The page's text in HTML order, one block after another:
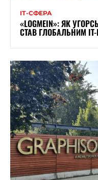
ІТ-СФЕРА
«LOGMEIN»: ЯК
СТАВ ГЛОБАЛЬНИМ IT-